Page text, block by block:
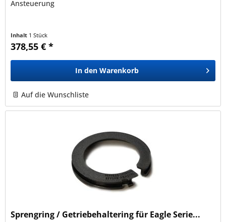
Ansteuerung
Inhalt 1 Stück
378,55 € *
In den Warenkorb
Auf die Wunschliste
Sprengring / Getriebehaltering für Eagle Serie...